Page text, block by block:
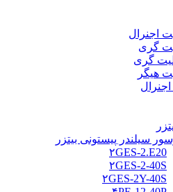
اجنرال
گری
گری
هیگر
سیلندر پیستونی بیتزر
۲GES-2.E20
۲GES-2-40S
۲GES-2Y-40S